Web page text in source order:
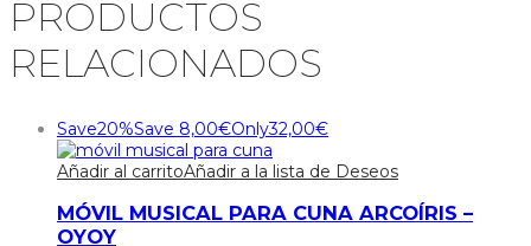
PRODUCTOS
RELACIONADOS
Save20%Save 8,00€Only32,00€
Añadir al carritoAñadir a la lista de Deseos
MÓVIL MUSICAL PARA CUNA ARCOÍRIS –
OYOY